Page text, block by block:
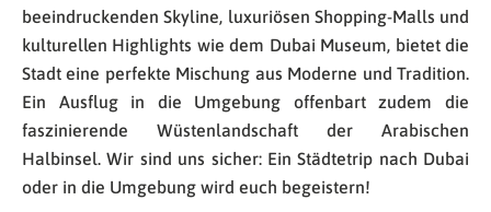
beeindruckenden Skyline, luxuriösen Shopping-Malls und
kulturellen Highlights wie dem Dubai Museum, bietet die
Stadt eine perfekte Mischung aus Moderne und Tradition.
Ein Ausflug in die Umgebung offenbart zudem die
faszinierende Wüstenlandschaft der Arabischen
Halbinsel. Wir sind uns sicher: Ein Städtetrip nach Dubai
oder in die Umgebung wird euch begeistern!